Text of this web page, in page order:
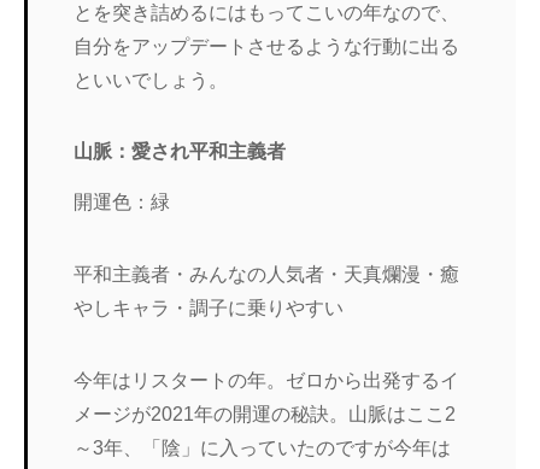
とを突き詰めるにはもってこいの年なので、
自分をアップデートさせるような行動に出る
といいでしょう。
山脈：愛され平和主義者
開運色：緑
平和主義者・みんなの人気者・天真爛漫・癒
やしキャラ・調子に乗りやすい
今年はリスタートの年。ゼロから出発するイ
メージが2021年の開運の秘訣。山脈はここ2
～3年、「陰」に入っていたのですが今年は